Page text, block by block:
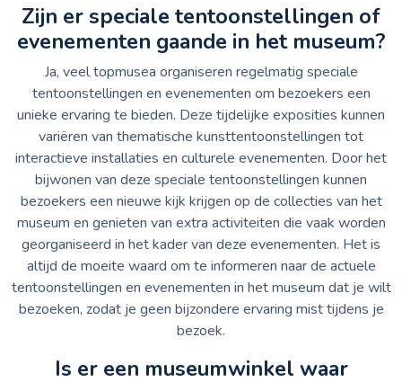
Zijn er speciale tentoonstellingen of
evenementen gaande in het museum?
Ja, veel topmusea organiseren regelmatig speciale
tentoonstellingen en evenementen om bezoekers een
unieke ervaring te bieden. Deze tijdelijke exposities kunnen
variëren van thematische kunsttentoonstellingen tot
interactieve installaties en culturele evenementen. Door het
bijwonen van deze speciale tentoonstellingen kunnen
bezoekers een nieuwe kijk krijgen op de collecties van het
museum en genieten van extra activiteiten die vaak worden
georganiseerd in het kader van deze evenementen. Het is
altijd de moeite waard om te informeren naar de actuele
tentoonstellingen en evenementen in het museum dat je wilt
bezoeken, zodat je geen bijzondere ervaring mist tijdens je
bezoek.
Is er een museumwinkel waar